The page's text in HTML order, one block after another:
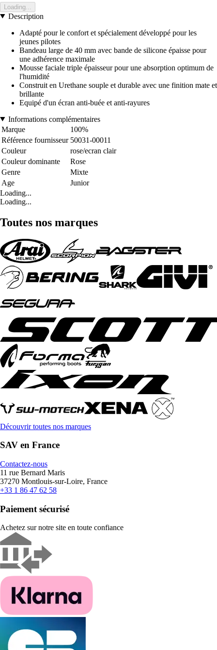
Loading...
Description
Adapté pour le confort et spécialement développé pour les
jeunes pilotes
Bandeau large de 40 mm avec bande de silicone épaisse pour
une adhérence maximale
Mousse faciale triple épaisseur pour une absorption optimum de
l'humidité
Construit en Urethane souple et durable avec une finition mate et
brillante
Equipé d'un écran anti-buée et anti-rayures
Informations complémentaires
Marque
100%
Référence fournisseur 50031-00011
Couleur
rose/ecran clair
Couleur dominante
Rose
Genre
Mixte
Age
Junior
Loading...
Loading...
Toutes nos marques
Découvrir toutes nos marques
SAV en France
Contactez-nous
11 rue Bernard Maris
37270 Montlouis-sur-Loire, France
+33 1 86 47 62 58
Paiement sécurisé
Achetez sur notre site en toute confiance